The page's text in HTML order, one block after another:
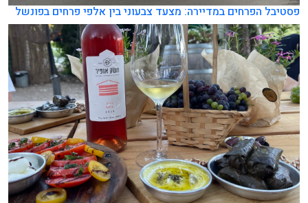
פסטיבל הפרחים במדיירה: מצעד צבעוני בין אלפי פרחים בפונשל